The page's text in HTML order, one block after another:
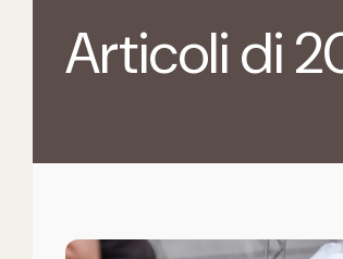
Articoli di